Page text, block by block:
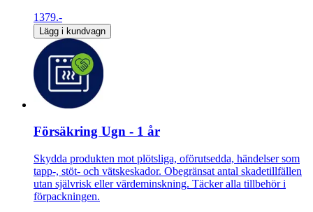
1379.-
Lägg i kundvagn
Försäkring Ugn - 1 år
Skydda produkten mot plötsliga, oförutsedda, händelser som
tapp-, stöt- och vätskeskador. Obegränsat antal skadetillfällen
utan självrisk eller värdeminskning. Täcker alla tillbehör i
förpackningen.